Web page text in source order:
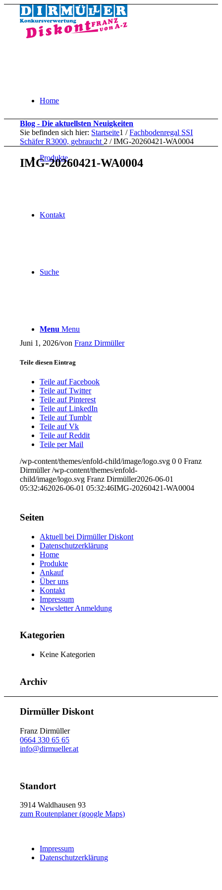
Home
Produkte
Kontakt
Suche
Menu Menu
Blog - Die aktuellsten Neuigkeiten
Sie befinden sich hier: Startseite1 / Fachbodenregal SSI
Schäfer R3000, gebraucht 2 / IMG-20260421-WA0004
IMG-20260421-WA0004
Juni 1, 2026/vonFranz Dirmüller
Teile diesen Eintrag
Teile auf Facebook
Teile auf Twitter
Teile auf Pinterest
Teile auf LinkedIn
Teile auf Tumblr
Teile auf Vk
Teile auf Reddit
Teile per Mail
/wp-content/themes/enfold-child/image/logo.svg 0 0 Franz
Dirmüller /wp-content/themes/enfold-
child/image/logo.svg Franz Dirmüller2026-06-01
05:32:462026-06-01 05:32:46IMG-20260421-WA0004
Seiten
Aktuell bei Dirmüller Diskont
Datenschutzerklärung
Home
Produkte
Ankauf
Über uns
Kontakt
Impressum
Newsletter Anmeldung
Kategorien
Keine Kategorien
Archiv
Dirmüller Diskont
Franz Dirmüller
0664 330 65 65
info@dirmueller.at
Standort
3914 Waldhausen 93
zum Routenplaner (google Maps)
Impressum
Datenschutzerklärung